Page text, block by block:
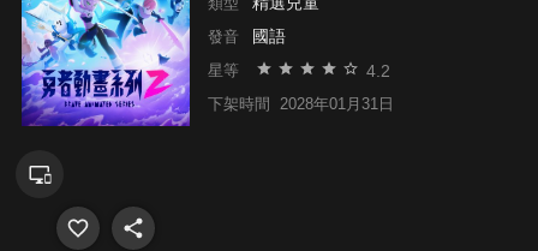
發音 國語
星等 4.2
下架時間 2028年01月31日